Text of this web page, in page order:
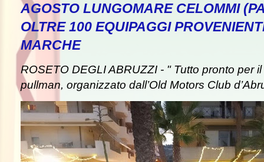
AGOSTO LUNGOMARE CELOMMI
OLTRE 100 EQUIPAGGI
MARCHE
ROSETO DEGLI ABRUZZI - " Tutto pronto per
pullman, organizzato dall’Old Motors Club